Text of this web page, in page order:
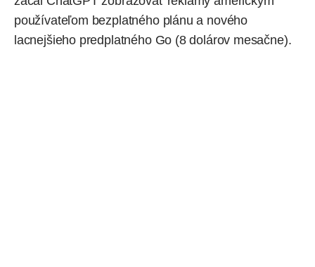
používateľom bezplatného plánu a nového
lacnejšieho predplatného Go (8 dolárov mesačne).